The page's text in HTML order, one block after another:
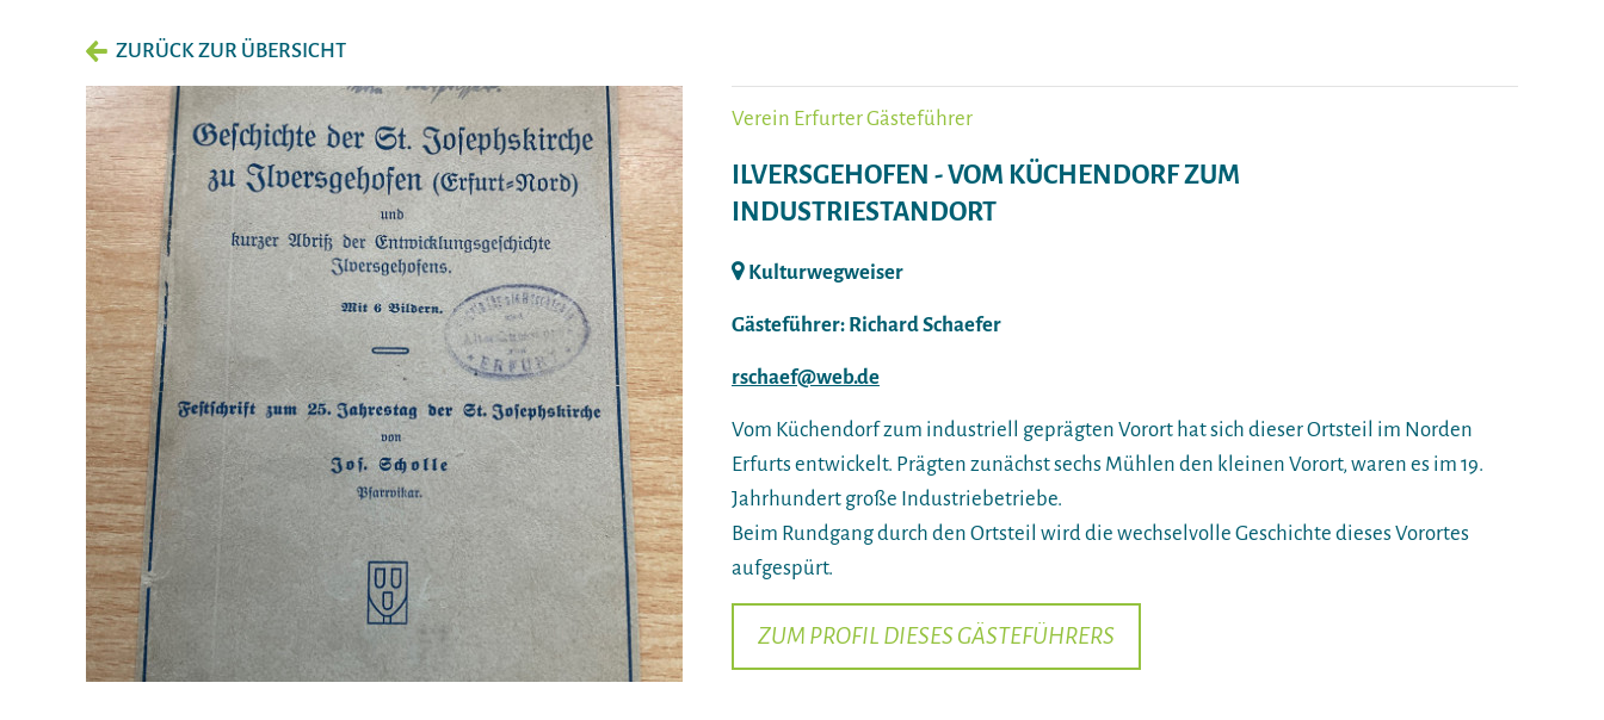
ZURÜCK ZUR ÜBERSICHT
Verein Erfurter Gästeführer
ILVERSGEHOFEN - VOM KÜCHENDORF ZUM
INDUSTRIESTANDORT
Kulturwegweiser
Gästeführer: Richard Schaefer
rschaef@web.de
Vom Küchendorf zum industriell geprägten Vorort hat sich dieser Ortsteil im Norden
Erfurts entwickelt. Prägten zunächst sechs Mühlen den kleinen Vorort, waren es im 19.
Jahrhundert große Industriebetriebe.
Beim Rundgang durch den Ortsteil wird die wechselvolle Geschichte dieses Vorortes
aufgespürt.
ZUM PROFIL DIESES GÄSTEFÜHRERS